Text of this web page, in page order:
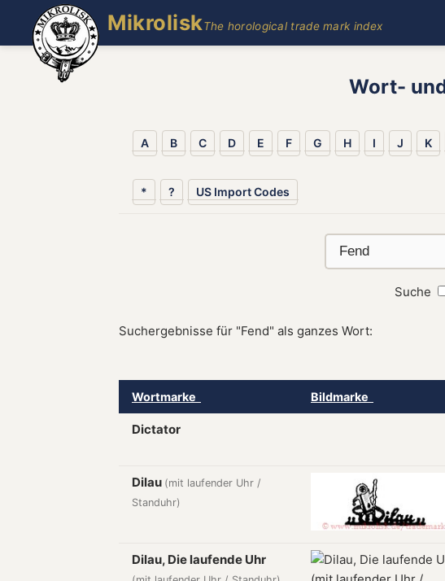
MikroliskThe horological trade mark index
Wort-
A B C D E F G H I J K
* ? US Import Codes
Suche
Suchergebnisse für "Fend" als ganzes Wort:
Wortmarke Bildmarke
Dictator
Dilau (mit laufender Uhr /
Standuhr)
Dilau, Die laufende Uhr